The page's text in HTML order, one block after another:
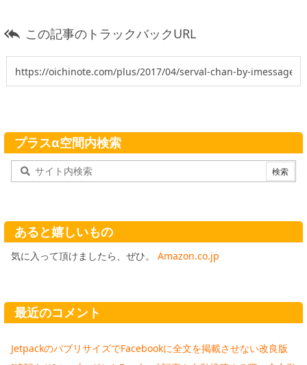
 この記事のトラックバックURL
プラスα空間内検索
あると嬉しいもの
気に入って頂けましたら、ぜひ。 Amazon.co.jp
最近のコメント
JetpackのパブリサイズでFacebookに全文を掲載させない改良版